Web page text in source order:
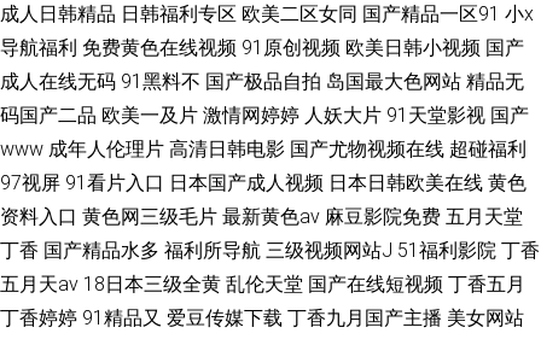
成人日韩精品 日韩福利专区 欧美二区女同 国产精品一区91 小x
导航福利 免费黄色在线视频 91原创视频 欧美日韩小视频 国产
成人在线无码 91黑料不 国产极品自拍 岛国最大色网站 精品无
码国产二品 欧美一及片 激情网婷婷 人妖大片 91天堂影视 国产
www 成年人伦理片 高清日韩电影 国产尤物视频在线 超碰福利
97视屏 91看片入口 日本国产成人视频 日本日韩欧美在线 黄色
资料入口 黄色网三级毛片 最新黄色av 麻豆影院免费 五月天堂
丁香 国产精品水多 福利所导航 三级视频网站J 51福利影院 丁香
五月天av 18日本三级全黄 乱伦天堂 国产在线短视频 丁香五月
丁香婷婷 91精品又 爱豆传媒下载 丁香九月国产主播 美女网站